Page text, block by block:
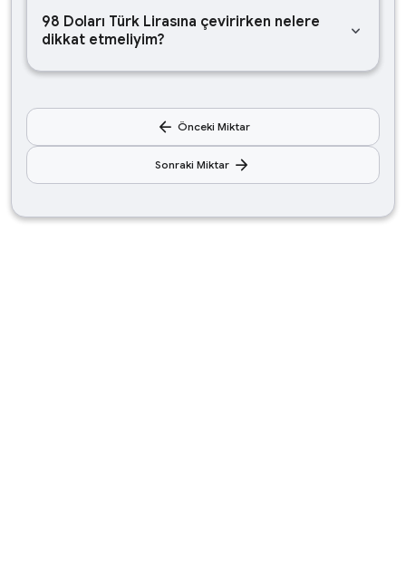
98 Doları Türk Lirasına çevirirken nelere
dikkat etmeliyim?
keyboard_arrow_down
arrow_back Önceki Miktar
Sonraki Miktar arrow_forward